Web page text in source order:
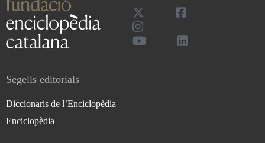
Segells editorials
Diccionaris de l`Enciclopèdia
Enciclopèdia